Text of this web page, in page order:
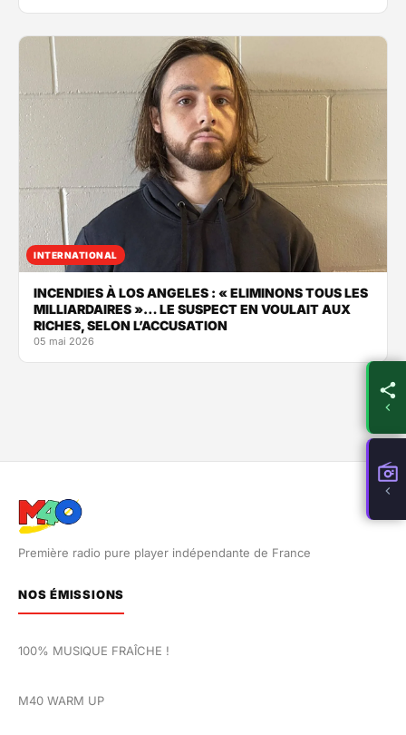
INTERNATIONAL
INCENDIES À LOS ANGELES : « ELIMINONS TOUS LES
MILLIARDAIRES »… LE SUSPECT EN VOULAIT AUX
RICHES, SELON L’ACCUSATION
05 mai 2026
Première radio pure player indépendante de France
NOS ÉMISSIONS
100% MUSIQUE FRAÎCHE !
M40 WARM UP